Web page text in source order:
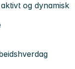
og dynamisk